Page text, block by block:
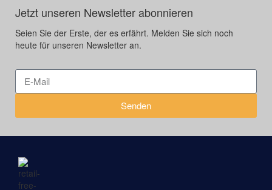
Jetzt unseren Newsletter abonnieren
Seien Sie der Erste, der es erfährt. Melden Sie sich noch
heute für unseren Newsletter an.
Senden